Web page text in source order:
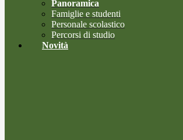
Panoramica
Famiglie e studenti
Personale scolastico
Percorsi di studio
Novità